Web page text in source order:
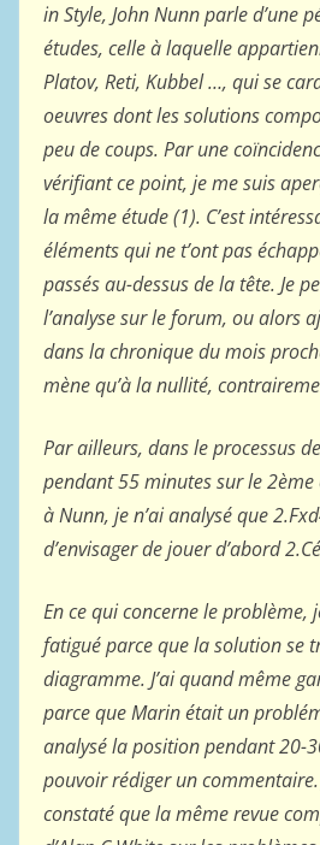
in Style, John Nunn parle d’une
études, celle à laquelle
Platov, Reti, Kubbel …, qui se
oeuvres dont les solutions
peu de coups. Par une
vérifiant ce point, je me suis
la même étude (1). C’est
éléments qui ne t’ont pas
passés au-dessus de la tête. Je
l’analyse sur le forum, ou alors
dans la chronique du mois
mène qu’à la nullité,
Par ailleurs, dans le processus
pendant 55 minutes sur le
à Nunn, je n’ai analysé que
d’envisager de jouer d’abord
En ce qui concerne le problème,
fatigué parce que la solution se
diagramme. J’ai quand même
parce que Marin était un
analysé la position pendant 20-
pouvoir rédiger un commentaire.
constaté que la même revue